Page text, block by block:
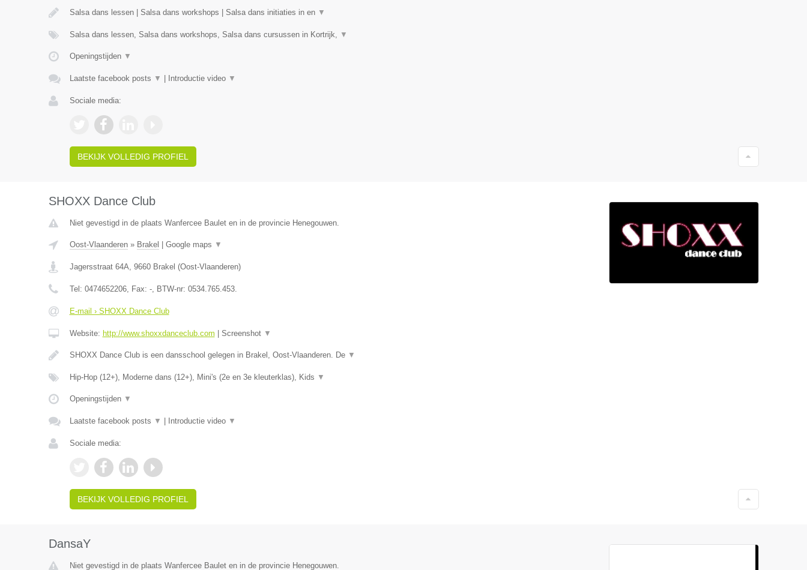
Salsa dans lessen | Salsa dans workshops | Salsa dans initiaties in en ▼
Salsa dans lessen, Salsa dans workshops, Salsa dans cursussen in Kortrijk, ▼
Openingstijden ▼
Laatste facebook posts ▼ Introductie video ▼
Sociale media:
BEKIJK VOLLEDIG PROFIEL
SHOXX Dance Club
Niet gevestigd in de plaats Wanfercee Baulet en in de provincie Henegouwen.
Oost-Vlaanderen» Brakel Google maps ▼
Jagersstraat 64A, 9660 Brakel (Oost-Vlaanderen)
Tel: 0474652206, Fax: -, BTW-nr: 0534.765.453.
E-mail › SHOXX Dance Club
Website: http://www.shoxxdanceclub.com Screenshot ▼
SHOXX Dance Club is een dansschool gelegen in Brakel, Oost-Vlaanderen. De ▼
Hip-Hop (12+), Moderne dans (12+), Mini's (2e en 3e kleuterklas), Kids ▼
Openingstijden ▼
Laatste facebook posts ▼ Introductie video ▼
Sociale media:
BEKIJK VOLLEDIG PROFIEL
DansaY
Niet gevestigd in de plaats Wanfercee Baulet en in de provincie Henegouwen.